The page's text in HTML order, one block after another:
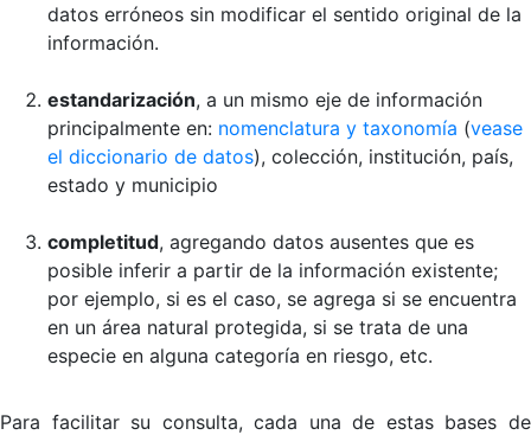
datos erróneos sin modificar el sentido original de la
información.
estandarización, a un mismo eje de información
principalmente en: nomenclatura y taxonomía (vease
el diccionario de datos), colección, institución, país,
estado y municipio
completitud, agregando datos ausentes que es
posible inferir a partir de la información existente;
por ejemplo, si es el caso, se agrega si se encuentra
en un área natural protegida, si se trata de una
especie en alguna categoría en riesgo, etc.
Para facilitar su consulta, cada una de estas bases de